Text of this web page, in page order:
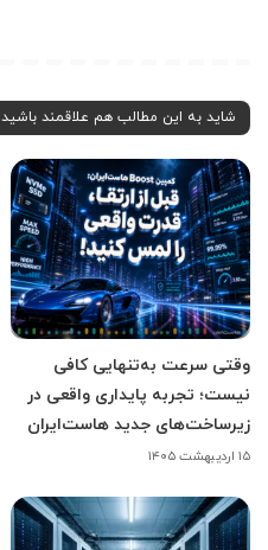
شاید به این مطالب هم علاقمند باشید
وقتی سرعت به‌تنهایی کافی
نیست؛ تجربه پایداری واقعی در
زیرساخت‌های جدید هاست‌ایران
۱۵ اردیبهشت ۱۴۰۵